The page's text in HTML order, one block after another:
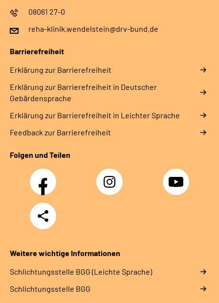
08061 27-0
reha-klinik.wendelstein@drv-bund.de
Barrierefreiheit
Erklärung zur Barrierefreiheit
Erklärung zur Barrierefreiheit in Deutscher
Gebärdensprache
Erklärung zur Barrierefreiheit in Leichter Sprache
Feedback zur Barrierefreiheit
Folgen und Teilen
Facebook Instagram YouTube
Teilen
Weitere wichtige Informationen
Schlich­tungs­stel­le BGG (Leichte Sprache)
Schlich­tungs­stel­le BGG